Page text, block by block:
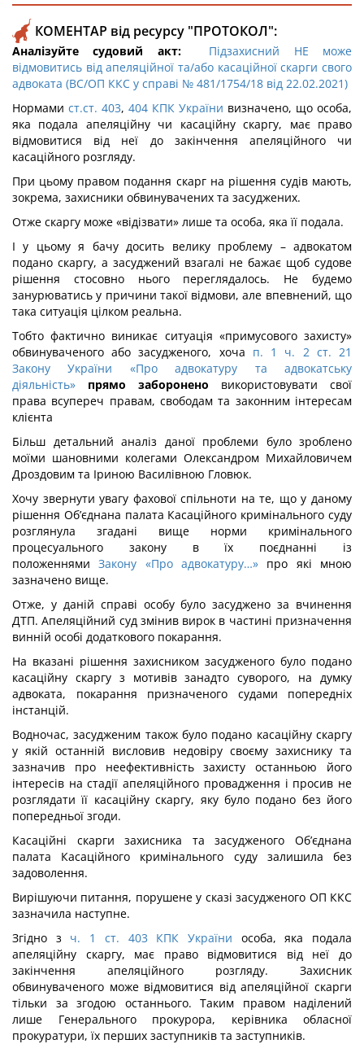
КОМЕНТАР від ресурсу "ПРОТОКОЛ":
Аналізуйте судовий акт:
Підзахисний НЕ може
відмовитись від апеляційної та/або касаційної скарги свого
адвоката (ВС/ОП ККС у справі № 481/1754/18 від 22.02.2021)
Нормами ст.ст. 403, 404 КПК України визначено, що особа,
яка подала апеляційну чи касаційну скаргу, має право
відмовитися від неї до закінчення апеляційного чи
касаційного розгляду.
При цьому правом подання скарг на рішення судів мають,
зокрема, захисники обвинувачених та засуджених.
Отже скаргу може «відізвати» лише та особа, яка її подала.
І у цьому я бачу досить велику проблему – адвокатом
подано скаргу, а засуджений взагалі не бажає щоб судове
рішення стосовно нього переглядалось. Не будемо
занурюватись у причини такої відмови, але впевнений, що
така ситуація цілком реальна.
Тобто фактично виникає ситуація «примусового захисту»
обвинуваченого або засудженого, хоча п. 1 ч. 2 ст. 21
Закону України «Про адвокатуру та адвокатську
діяльність»
прямо заборонено використовувати свої
права всупереч правам, свободам та законним інтересам
клієнта
Більш детальний аналіз даної проблеми було зроблено
моїми шановними колегами Олександром Михайловичем
Дроздовим та Іриною Василівною Гловюк.
Хочу звернути увагу фахової спільноти на те, що у даному
рішення Об’єднана палата Касаційного кримінального суду
розглянула згадані вище норми кримінального
процесуального закону в їх поєднанні із
положеннямиЗакону «Про адвокатуру…» про які мною
зазначено вище.
Отже, у даній справі особу було засуджено за вчинення
ДТП. Апеляційний суд змінив вирок в частині призначення
винній особі додаткового покарання.
На вказані рішення захисником засудженого було подано
касаційну скаргу з мотивів занадто суворого, на думку
адвоката, покарання призначеного судами попередніх
інстанцій.
Водночас, засудженим також було подано касаційну скаргу
у якій останній висловив недовіру своєму захиснику та
зазначив про неефективність захисту останньою його
інтересів на стадії апеляційного провадження і просив не
розглядати її касаційну скаргу, яку було подано без його
попередньої згоди.
Касаційні скарги захисника та засудженого Об’єднана
палата Касаційного кримінального суду залишила без
задоволення.
Вирішуючи питання, порушене у сказі засудженого ОП ККС
зазначила наступне.
Згідно з ч. 1 ст. 403 КПК України особа, яка подала
апеляційну скаргу, має право відмовитися від неї до
закінчення апеляційного розгляду. Захисник
обвинуваченого може відмовитися від апеляційної скарги
тільки за згодою останнього. Таким правом наділений
лише Генерального прокурора, керівника обласної
прокуратури, їх перших заступників та заступників.